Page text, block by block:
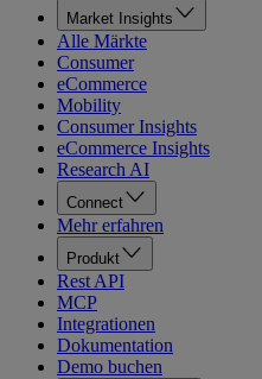
Market Insights
Alle Märkte
Consumer
eCommerce
Mobility
Consumer Insights
eCommerce Insights
Research AI
Connect
Mehr erfahren
Produkt
Rest API
MCP
Integrationen
Dokumentation
Demo buchen